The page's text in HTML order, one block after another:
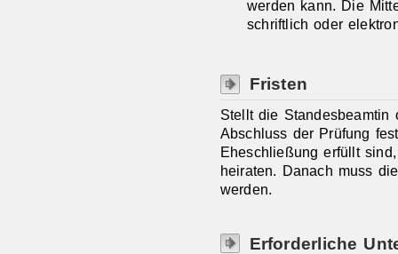
werden kann. Die
schriftlich oder
Fristen
Stellt die Standesbeamtin
Abschluss der Prüfung
Eheschließung erfüllt
heiraten. Danach muss
werden.
Erforderliche